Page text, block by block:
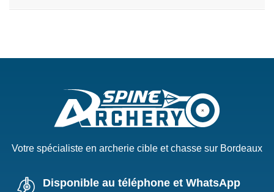
Votre spécialiste en archerie cible et chasse sur Bordeaux
Disponible au téléphone et WhatsApp